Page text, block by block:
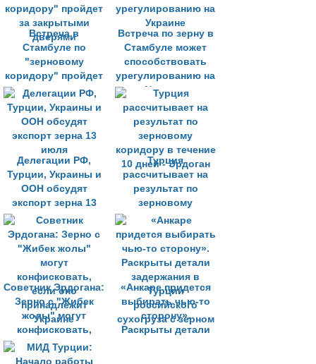
Встреча в
Стамбуле по
"зерновому
коридору" пройдет
за закрытыми
дверями
Встреча по зерну в
Стамбуле может
способствовать
урегулированию на
Украине
Делегации РФ,
Турции, Украины и
ООН обсудят
экспорт зерна 13
июля
Турция
рассчитывает на
результат по
зерновому
коридору в течение
10 дней - Эрдоган
Cоветник Эрдогана:
Зерно с "Жибек
жолы" могут
конфисковать,
если оно
принадлежит
«Анкаре придется
выбирать чью-то
сторону».
Раскрыты детали